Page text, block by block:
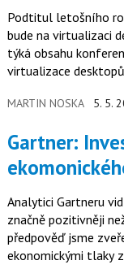
Podtitul letošního
bude na virtualizaci
týká obsahu
virtualizace
MARTIN NOSKA 5. 5.
Gartner: Investice do ERP na vlně
Analytici Gartneru
značně pozitivněji
předpověď jsme
ekonomickými tlaky